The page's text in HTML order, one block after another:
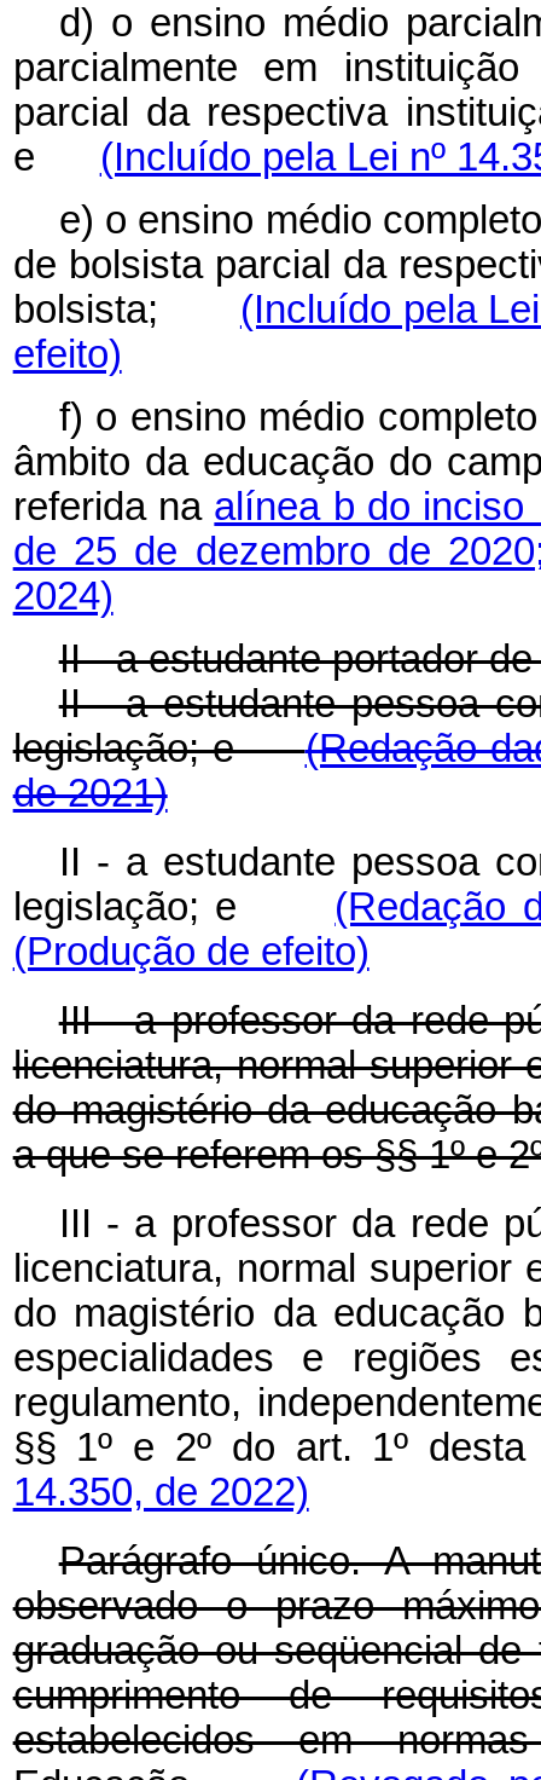
d) o ensino médio
parcialmente em
parcial da respectiva
e (Incluído pela Lei nº
e) o ensino médio
de bolsista parcial da
bolsista; (Incluído pela
efeito)
f) o ensino médio
âmbito da educação do
referida na alínea b do inciso
de 25 de dezembro de
2024)
II - a estudante portador
II - a estudante pessoa
legislação; e(Redação
de 2021)
II - a estudante pessoa
legislação; e
(Redação
(Produção de efeito)
III - a professor da rede
licenciatura, normal superior
do magistério da educação
a que se referem os §§ 1º e
III - a professor da rede
licenciatura, normal superior
do magistério da educação
especialidades e regiões
regulamento,
§§ 1º e 2º do art. 1º desta
14.350, de 2022)
Parágrafo único. A
observado o prazo
graduação ou seqüencial
cumprimento de
estabelecidos em